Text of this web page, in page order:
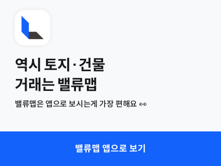
역시 토지·건물
거래는 밸류맵
밸류맵은 앱으로 보시는게 가장 편해요 👀
밸류맵 앱으로 보기